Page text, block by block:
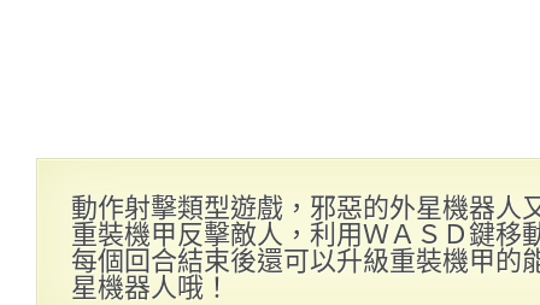
動作射擊類型遊戲，邪惡的外星機器人
重裝機甲反擊敵人，利用ＷＡＳＤ鍵移
每個回合結束後還可以升級重裝機甲的
星機器人哦！